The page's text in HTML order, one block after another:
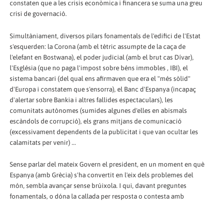
constaten que a les crisis econòmica i financera se suma una greu
crisi de governació.
Simultàniament, diversos pilars fonamentals de l'edifici de l'Estat
s'esquerden: la Corona (amb el tètric assumpte de la caça de
l'elefant en Bostwana), el poder judicial (amb el brut cas Dívar),
l'Església (que no paga l'impost sobre béns immobles , IBI), el
sistema bancari (del qual ens afirmaven que era el "més sòlid"
d'Europa i constatem que s'ensorra), el Banc d'Espanya (incapaç
d'alertar sobre Bankia i altres fallides espectaculars), les
comunitats autònomes (sumides algunes d'elles en abismals
escàndols de corrupció), els grans mitjans de comunicació
(excessivament dependents de la publicitat i que van ocultar les
calamitats per venir) ...
Sense parlar del mateix Govern el president, en un moment en què
Espanya (amb Grècia) s'ha convertit en l'eix dels problemes del
món, sembla avançar sense brúixola. I qui, davant preguntes
fonamentals, o dóna la callada per resposta o contesta amb